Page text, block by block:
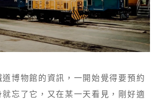
博物館的資訊，一開始覺得要預約
忘了它，又在某一天看見，剛好適